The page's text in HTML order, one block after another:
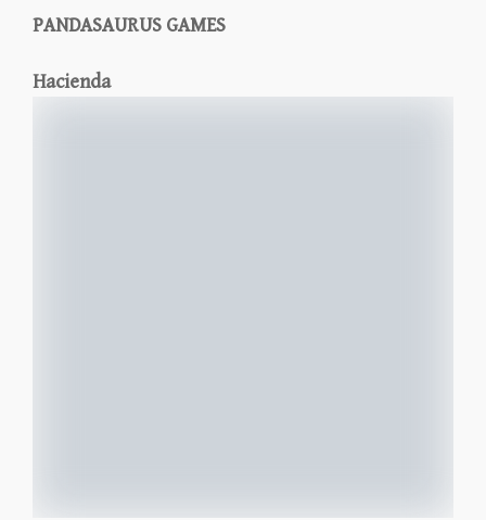
PANDASAURUS GAMES
Hacienda